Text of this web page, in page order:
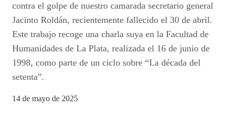
contra el golpe de nuestro camarada secretario general
Jacinto Roldán, recientemente fallecido el 30 de abril.
Este trabajo recoge una charla suya en la Facultad de
Humanidades de La Plata, realizada el 16 de junio de
1998, como parte de un ciclo sobre “La década del
setenta”.
14 de mayo de 2025